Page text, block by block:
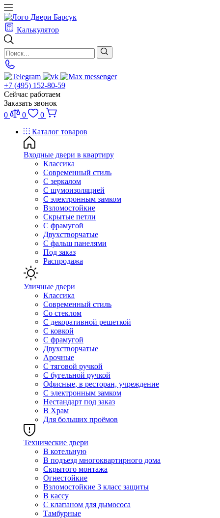
Калькулятор
+7 (495) 152-80-59
Сейчас работаем
Заказать звонок
0
0
0
Каталог товаров
Входные двери в квартиру
Классика
Современный стиль
С зеркалом
С шумоизоляцией
С электронным замком
Взломостойкие
Скрытые петли
С фрамугой
Двухстворчатые
С фальш панелями
Под заказ
Распродажа
Уличные двери
Классика
Современный стиль
Со стеклом
С декоративной решеткой
С ковкой
С фрамугой
Двухстворчатые
Арочные
С тяговой ручкой
С бугельной ручкой
Офисные, в ресторан, учреждение
С электронным замком
Нестандарт под заказ
В Храм
Для больших проёмов
Технические двери
В котельную
В подъезд многоквартирного дома
Скрытого монтажа
Огнестойкие
Взломостойкие 3 класс защиты
В кассу
С клапаном для дымососа
Тамбурные